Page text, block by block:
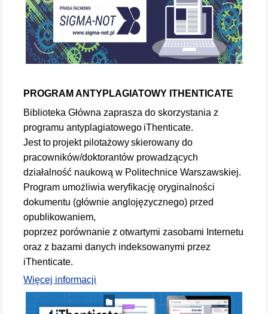
PROGRAM ANTYPLAGIATOWY ITHENTICATE
Biblioteka Główna zaprasza do skorzystania z
programu antyplagiatowego iThenticate.
Jest to projekt pilotażowy skierowany do
pracowników/doktorantów prowadzących
działalność naukową w Politechnice Warszawskiej.
Program umożliwia weryfikację oryginalności
dokumentu (głównie anglojęzycznego) przed
opublikowaniem,
poprzez porównanie z otwartymi zasobami Internetu
oraz z bazami danych indeksowanymi przez
iThenticate.
Więcej informacji